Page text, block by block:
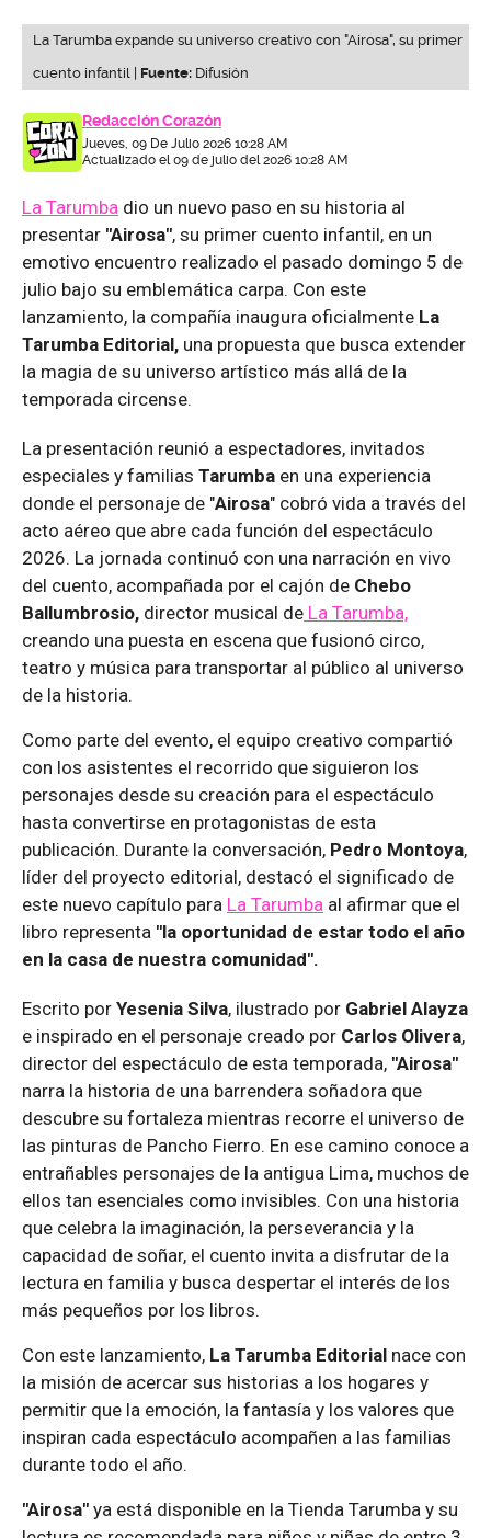
La Tarumba expande su universo creativo con "Airosa", su primer
cuento infantil | Fuente: Difusión
Redacción Corazón
Jueves, 09 De Julio 2026 10:28 AM
Actualizado el 09 de julio del 2026 10:28 AM
La Tarumba dio un nuevo paso en su historia al
presentar "Airosa", su primer cuento infantil, en un
emotivo encuentro realizado el pasado domingo 5 de
julio bajo su emblemática carpa. Con este
lanzamiento, la compañía inaugura oficialmente La
Tarumba Editorial, una propuesta que busca extender
la magia de su universo artístico más allá de la
temporada circense.
La presentación reunió a espectadores, invitados
especiales y familias Tarumba en una experiencia
donde el personaje de "Airosa" cobró vida a través del
acto aéreo que abre cada función del espectáculo
2026. La jornada continuó con una narración en vivo
del cuento, acompañada por el cajón de Chebo
Ballumbrosio, director musical de La Tarumba,
creando una puesta en escena que fusionó circo,
teatro y música para transportar al público al universo
de la historia.
Como parte del evento, el equipo creativo compartió
con los asistentes el recorrido que siguieron los
personajes desde su creación para el espectáculo
hasta convertirse en protagonistas de esta
publicación. Durante la conversación, Pedro Montoya,
líder del proyecto editorial, destacó el significado de
este nuevo capítulo para La Tarumba al afirmar que el
libro representa "la oportunidad de estar todo el año
en la casa de nuestra comunidad".
Escrito por Yesenia Silva, ilustrado por Gabriel Alayza
e inspirado en el personaje creado por Carlos Olivera,
director del espectáculo de esta temporada, "Airosa"
narra la historia de una barrendera soñadora que
descubre su fortaleza mientras recorre el universo de
las pinturas de Pancho Fierro. En ese camino conoce a
entrañables personajes de la antigua Lima, muchos de
ellos tan esenciales como invisibles. Con una historia
que celebra la imaginación, la perseverancia y la
capacidad de soñar, el cuento invita a disfrutar de la
lectura en familia y busca despertar el interés de los
más pequeños por los libros.
Con este lanzamiento, La Tarumba Editorial nace con
la misión de acercar sus historias a los hogares y
permitir que la emoción, la fantasía y los valores que
inspiran cada espectáculo acompañen a las familias
durante todo el año.
"Airosa" ya está disponible en la Tienda Tarumba y su